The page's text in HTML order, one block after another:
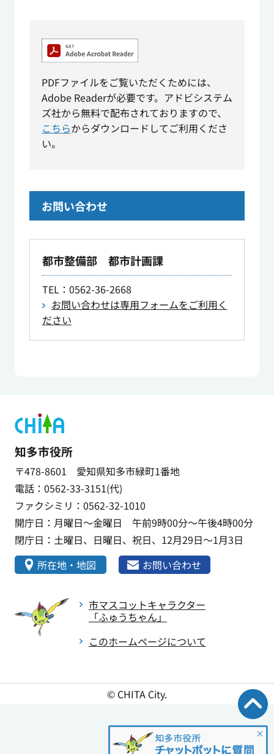
PDFファイルをご覧いただくためには、
Adobe Readerが必要です。アドビシステム
ズ社から無料で配布されておりますので、
こちらからダウンロードしてご利用くださ
い。
お問い合わせ
都市整備部 都市計画課
TEL：0562-36-2668
お問い合わせは専用フォームをご利用く
ださい
知多市役所
〒478-8601 愛知県知多市緑町1番地
電話：0562-33-3151(代)
ファクシミリ：0562-32-1010
開庁日：月曜日～金曜日 午前9時00分～午後4時00分
閉庁日：土曜日、日曜日、祝日、12月29日～1月3日
所在地・地図
お問い合わせ
市マスコットキャラクター
「ふゅうちゃん」
このホームページについて
© CHITA City.